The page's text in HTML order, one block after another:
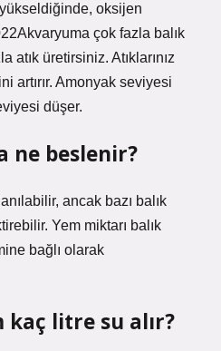
oksijen
çok fazla balık
atık üretirsiniz. Atıklarınız
artırır. Amonyak seviyesi
düşer.
ne beslenir?
ancak bazı balık
Yem miktarı balık
bağlı olarak
kaç litre su alır?